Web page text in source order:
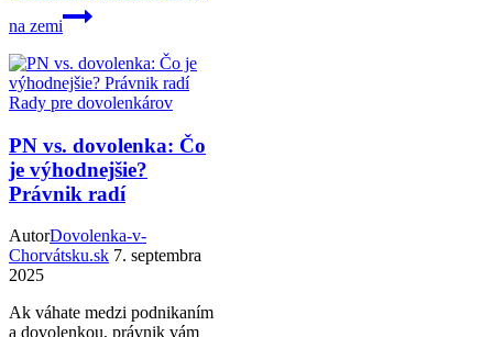
na zemi
Rady pre dovolenkárov
PN vs. dovolenka: Čo
je výhodnejšie?
Právnik radí
AutorDovolenka-v-
Chorvátsku.sk 7. septembra
2025
Ak váhate medzi podnikaním
a dovolenkou, právnik vám